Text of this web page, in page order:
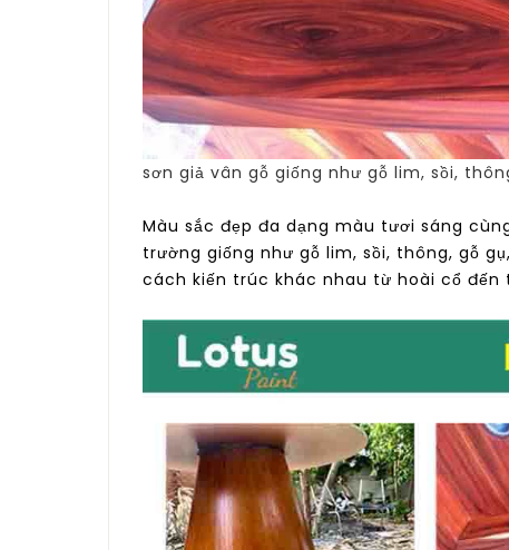
sơn giả vân gỗ giống như gỗ lim, sồi,
Màu sắc đẹp đa dạng màu tươi sáng
trường giống như gỗ lim, sồi, thông, gỗ
cách kiến trúc khác nhau từ hoài cổ đến